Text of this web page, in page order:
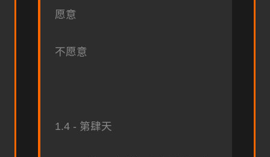
愿意
不愿意
1.4 - 第肆天